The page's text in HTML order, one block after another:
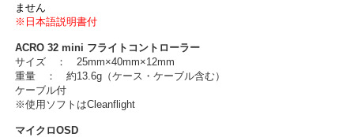
ません
※日本語説明書付
ACRO 32 mini フライトコントローラー
サイズ ： 25mm×40mm×12mm
重量 ： 約13.6g（ケース・ケーブル含む）
ケーブル付
※使用ソフトはCleanflight
マイクロOSD